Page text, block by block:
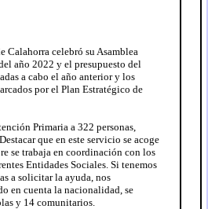
Calahorra celebró su Asamblea
año 2022 y el presupuesto del
a cabo el año anterior y los
por el Plan Estratégico de
Primaria a 322 personas,
que en este servicio se acoge
se trabaja en coordinación con los
Entidades Sociales. Si tenemos
a solicitar la ayuda, nos
en cuenta la nacionalidad, se
y 14 comunitarios.